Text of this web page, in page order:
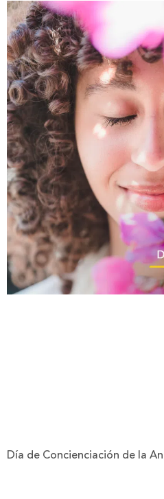
Día de Concienciación de la